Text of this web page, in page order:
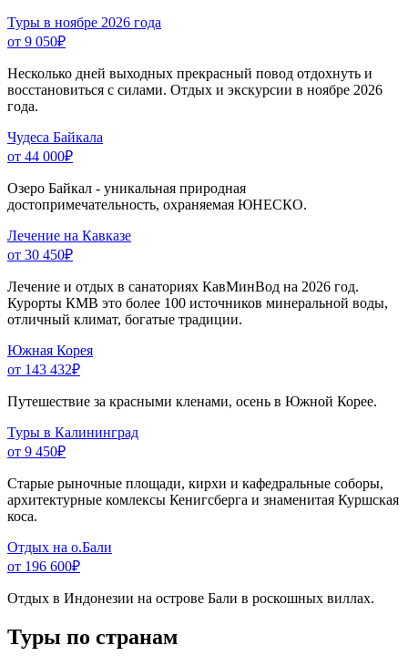
Туры в ноябре 2026 года
от 9 050₽
Несколько дней выходных прекрасный повод отдохнуть и
восстановиться с силами. Отдых и экскурсии в ноябре 2026
года.
Чудеса Байкала
от 44 000₽
Озеро Байкал - уникальная природная
достопримечательность, охраняемая ЮНЕСКО.
Лечение на Кавказе
от 30 450₽
Лечение и отдых в санаториях КавМинВод на 2026 год.
Курорты КМВ это более 100 источников минеральной воды,
отличный климат, богатые традиции.
Южная Корея
от 143 432₽
Путешествие за красными кленами, осень в Южной Корее.
Туры в Калининград
от 9 450₽
Старые рыночные площади, кирхи и кафедральные соборы,
архитектурные комлексы Кенигсберга и знаменитая Куршская
коса.
Отдых на о.Бали
от 196 600₽
Отдых в Индонезии на острове Бали в роскошных виллах.
Туры по странам